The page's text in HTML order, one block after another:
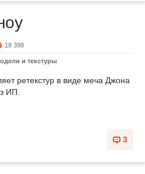
18 398
и текстуры
ретекстур в виде меча Джона
ИП.
3